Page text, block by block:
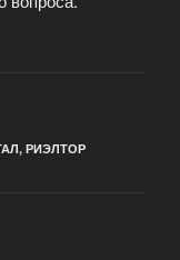
, РИЭЛТОР